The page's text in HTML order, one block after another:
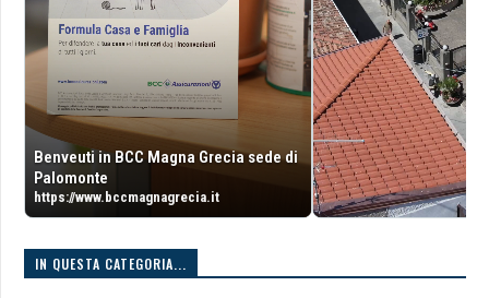
Benveuti in BCC Magna Grecia sede di
Palomonte
https://www.bccmagnagrecia.it
IN QUESTA CATEGORIA...